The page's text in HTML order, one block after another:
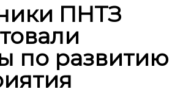
ПНТЗ
по развитию